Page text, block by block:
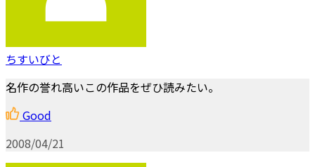
ちすいびと
名作の誉れ高いこの作品をぜひ読みたい。
Good
2008/04/21